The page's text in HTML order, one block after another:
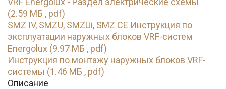
(2.59 МБ , pdf)
SMZ IV, SMZU, SMZUi, SMZ CE Инструкция по
эксплуатации наружных блоков VRF-систем
Energolux (9.97 МБ , pdf)
Инструкция по монтажу наружных блоков VRF-
системы (1.46 МБ , pdf)
Описание